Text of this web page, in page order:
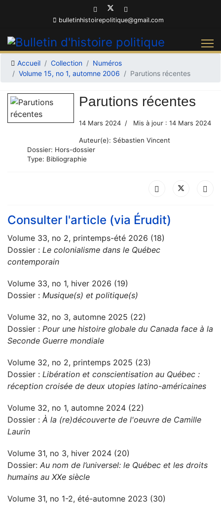
bulletinhistoirepolitique@gmail.com
Accueil Collection
Numéros
Volume 15, no 1, automne 2006
Parutions récentes
Parutions récentes
14 Mars 2024 Mis à jour : 14 Mars 2024
Auteur(e): Sébastien Vincent
Dossier: Hors-dossier
Type: Bibliographie
Consulter l'article (via Érudit)
Volume 33, no 2, printemps-été 2026 (18)
Dossier : Le colonialisme dans le Québec
contemporain
Volume 33, no 1, hiver 2026 (19)
Dossier : Musique(s) et politique(s)
Volume 32, no 3, automne 2025 (22)
Dossier : Pour une histoire globale du Canada face à la
Seconde Guerre mondiale
Volume 32, no 2, printemps 2025 (23)
Dossier : Libération et conscientisation au Québec :
réception croisée de deux utopies latino-américaines
Volume 32, no 1, automne 2024 (22)
Dossier : À la (re)découverte de l'oeuvre de Camille
Laurin
Volume 31, no 3, hiver 2024 (20)
Dossier: Au nom de l’universel: le Québec et les droits
humains au XXe siècle
Volume 31, no 1-2, été-automne 2023 (30)